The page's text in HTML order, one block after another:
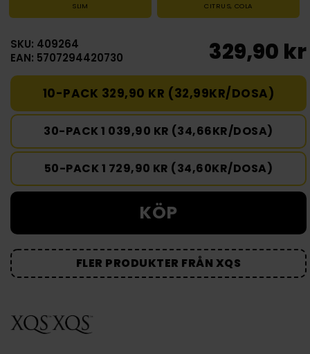
SLIM CITRUS, COLA
SKU: 409264
EAN: 5707294420730
329,90 kr
10-PACK 329,90 KR (32,99KR/DOSA)
30-PACK 1 039,90 KR (34,66KR/DOSA)
50-PACK 1 729,90 KR (34,60KR/DOSA)
KÖP
FLER PRODUKTER FRÅN XQS